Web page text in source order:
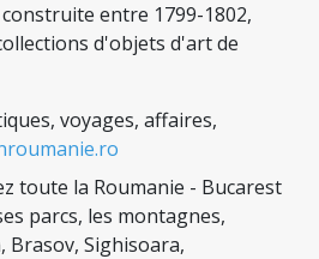
entre 1799-1802,
d'objets d'art de
voyages, affaires,
toute la Roumanie - Bucarest
parcs, les montagnes,
Brasov, Sighisoara,